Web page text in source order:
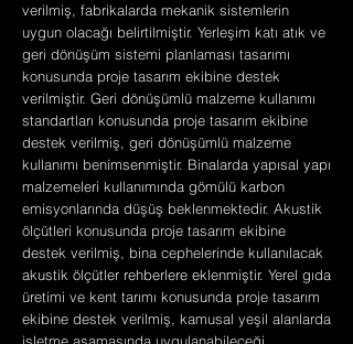
verilmiş, fabrikalarda mekanik sistemlerin
uygun olacağı belirtilmiştir. Yerleşim katı atık ve
geri dönüşüm sistemi planlaması tasarımı
konusunda proje tasarım ekibine destek
verilmiştir. Geri dönüşümlü malzeme kullanımı
standartları konusunda proje tasarım ekibine
destek verilmiş, geri dönüşümlü malzeme
kullanımı benimsenmiştir. Binalarda yapısal yapı
malzemeleri kullanımında gömülü karbon
emisyonlarında düşüş beklenmektedir. Akustik
ölçütleri konusunda proje tasarım ekibine
destek verilmiş, bina cephelerinde kullanılacak
akustik ölçütler rehberlere eklenmiştir. Yerel gıda
üretimi ve kent tarımı konusunda proje tasarım
ekibine destek verilmiş, kamusal yeşil alanlarda